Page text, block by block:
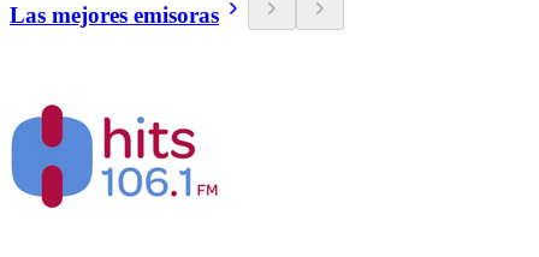
Las mejores emisoras